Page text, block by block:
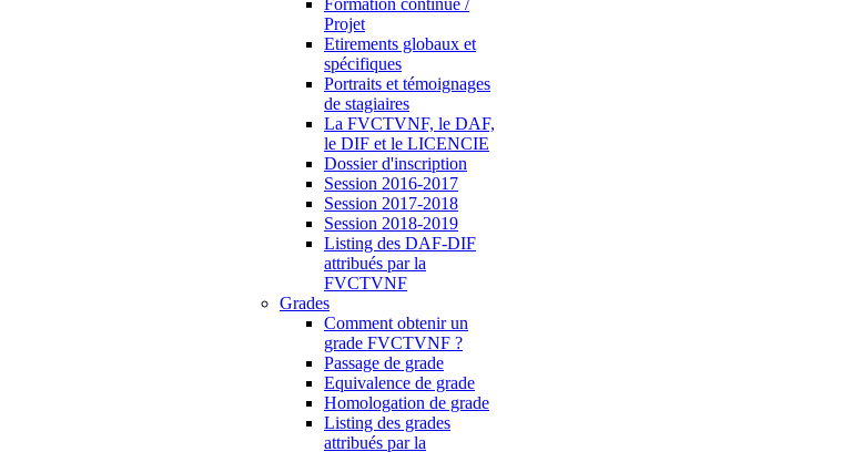
Projet
Etirements globaux et
spécifiques
Portraits et témoignages
de stagiaires
La FVCTVNF, le DAF,
le DIF et le LICENCIE
Dossier d'inscription
Session 2016-2017
Session 2017-2018
Session 2018-2019
Listing des DAF-DIF
attribués par la
FVCTVNF
Grades
Comment obtenir un
grade FVCTVNF ?
Passage de grade
Equivalence de grade
Homologation de grade
Listing des grades
attribués par la